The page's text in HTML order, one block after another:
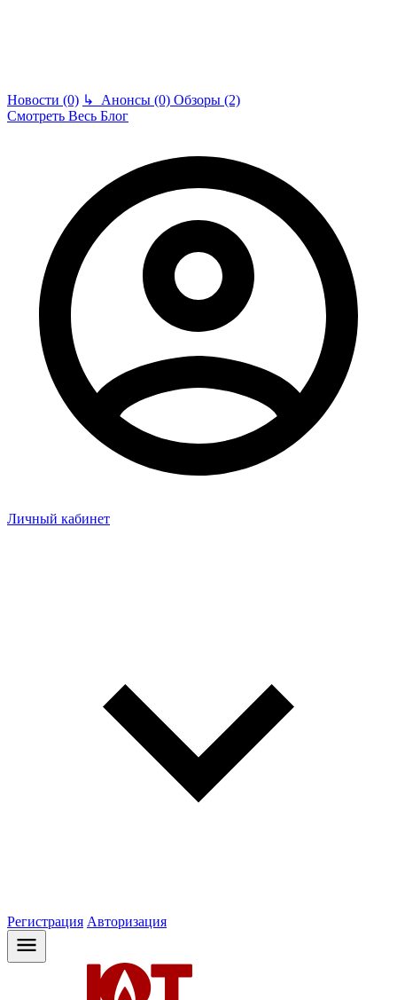
Новости (0) ↳ Анонсы (0) Обзоры (2)
Смотреть Весь Блог
Личный кабинет
Регистрация Авторизация